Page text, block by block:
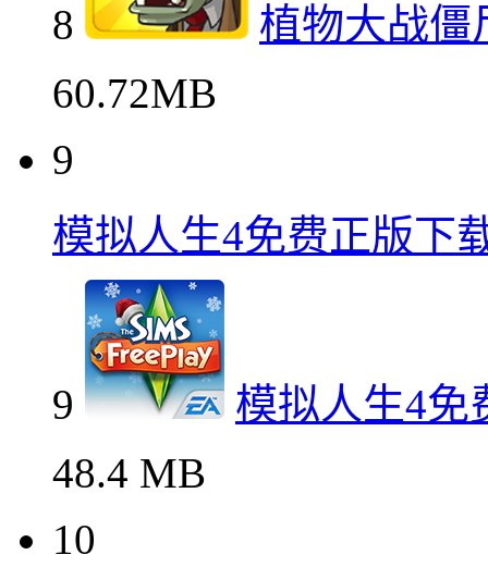
8
植物大战僵
60.72MB
9
模拟人生4免费正版下
9
模拟人生4免
48.4 MB
10